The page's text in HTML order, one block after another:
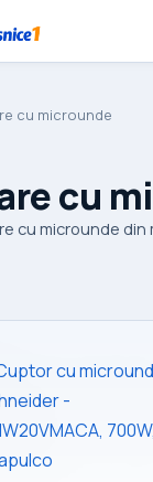
cu microunde
cu
cu microunde